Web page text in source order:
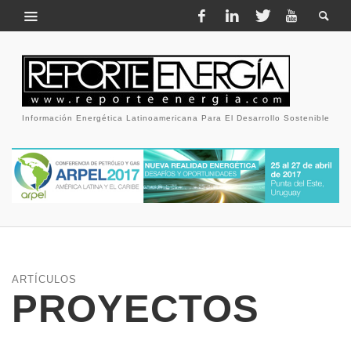
Información Energética Latinoamericana Para El Desarrollo Sostenible
PROYECTOS